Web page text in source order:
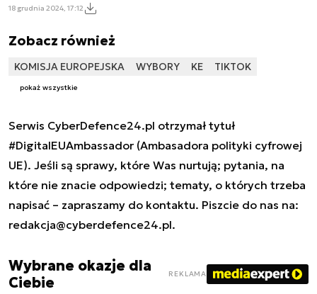
18 grudnia 2024, 17:12
Zobacz również
KOMISJA EUROPEJSKA WYBORY KE TIKTOK
pokaż wszystkie
Serwis CyberDefence24.pl otrzymał tytuł
#DigitalEUAmbassador (Ambasadora polityki cyfrowej
UE). Jeśli są sprawy, które Was nurtują; pytania, na
które nie znacie odpowiedzi; tematy, o których trzeba
napisać – zapraszamy do kontaktu. Piszcie do nas na:
redakcja@cyberdefence24.pl.
Wybrane okazje dla
Ciebie
REKLAMA